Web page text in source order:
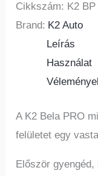
Cikkszám: K2 BP
Brand: K2 Auto
Leírás
Használat
A K2 Bela PRO
felületet egy
Először